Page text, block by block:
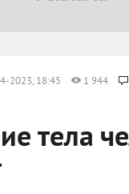
2023, 18:45 1 944
тела